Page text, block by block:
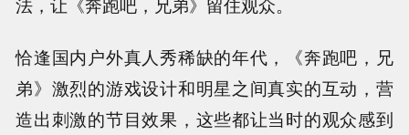
恰逢国内户外真人秀稀缺的年代，《奔跑吧，兄
弟》激烈的游戏设计和明星之间真实的互动，营
造出刺激的节目效果，这些都让当时的观众感到